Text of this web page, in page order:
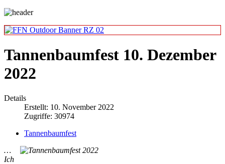
Tannenbaumfest 10. Dezember
2022
Details
Erstellt: 10. November 2022
Zugriffe: 30974
Tannenbaumfest
…
Ich